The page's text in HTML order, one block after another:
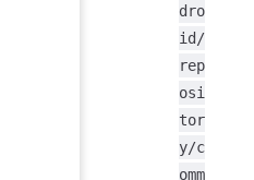
dro
id/
rep
osi
tor
y/c
omm